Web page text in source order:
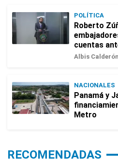
POLÍTICA
Roberto
cuentas
Albis
NACIONALES
Panamá y
Metro
RECOMENDADAS